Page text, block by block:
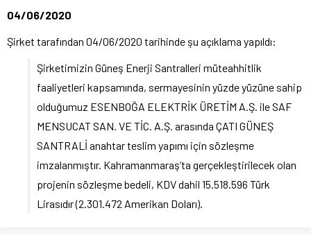
04/06/2020
Şirket tarafından 04/06/2020 tarihinde şu açıklama yapıldı:
Şirketimizin Güneş Enerji Santralleri müteahhitlik
faaliyetleri kapsamında, sermayesinin yüzde yüzüne sahip
olduğumuz ESENBOĞA ELEKTRİK ÜRETİM A.Ş. ile SAF
MENSUCAT SAN. VE TİC. A.Ş. arasında ÇATI GÜNEŞ
SANTRALİ anahtar teslim yapımı için sözleşme
imzalanmıştır. Kahramanmaraş’ta gerçekleştirilecek olan
projenin sözleşme bedeli, KDV dahil 15.518.596 Türk
Lirasıdır (2.301.472 Amerikan Doları).